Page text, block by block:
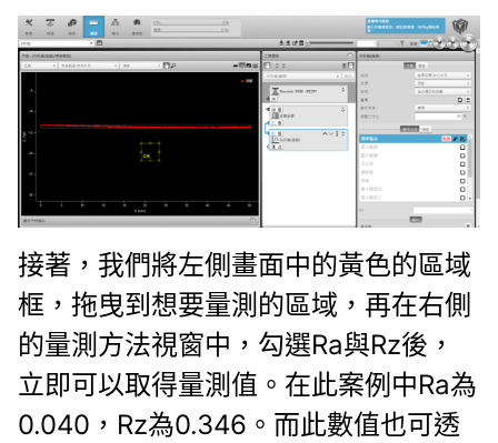
接著，我們將左側畫面中的黃色的區域
框，拖曳到想要量測的區域，再在右側
的量測方法視窗中，勾選Ra與Rz後，
立即可以取得量測值。在此案例中Ra為
0.040，Rz為0.346。而此數值也可透